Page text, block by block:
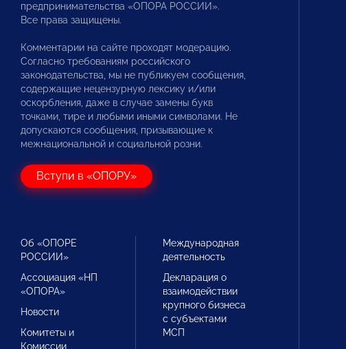
предпринимательства «ОПОРА РОССИИ».
Все права защищены.
Комментарии на сайте проходят модерацию.
Согласно требованиям российского
законодательства, мы не публикуем сообщения,
содержащие нецензурную лексику и/или
оскорбления, даже в случае замены букв
точками, тире и любыми иными символами. Не
допускаются сообщения, призывающие к
межнациональной и социальной розни.
Вступи в «ОПОРУ»
Об «ОПОРЕ
РОССИИ»
Ассоциация «НП
«ОПОРА»
Новости
Комитеты и
Комиссии
Международная
деятельность
Декларация о
взаимодействии
крупного бизнеса
с субъектами
МСП